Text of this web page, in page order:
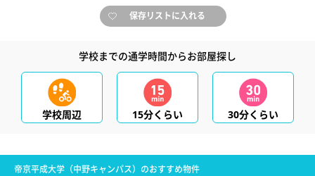
保存リストに入れる
学校までの通学時間からお部屋探し
学校周辺 15分くらい 30分くらい
帝京平成大学（中野キャンパス）のおすすめ物件